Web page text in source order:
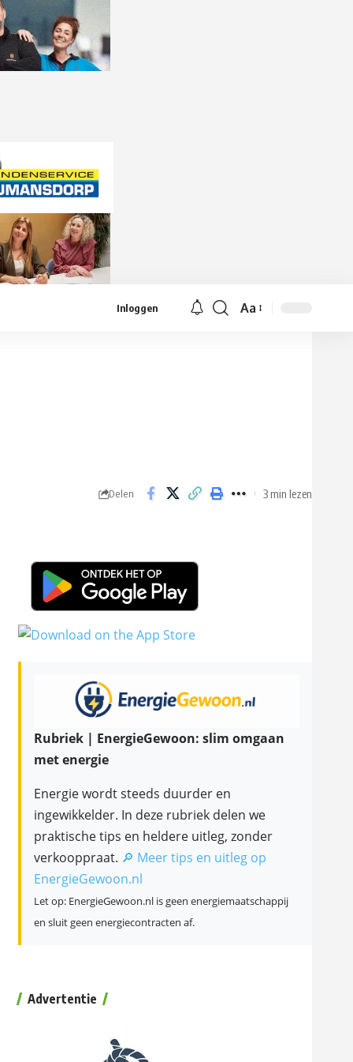
Inloggen
Lettergrootte
Aa
Delen 3 min lezen
Rubriek | EnergieGewoon: slim omgaan
met energie
Energie wordt steeds duurder en
ingewikkelder. In deze rubriek delen we
praktische tips en heldere uitleg, zonder
verkooppraat. 🔎 Meer tips en uitleg op
EnergieGewoon.nl
Let op: EnergieGewoon.nl is geen energiemaatschappij
en sluit geen energiecontracten af.
Advertentie